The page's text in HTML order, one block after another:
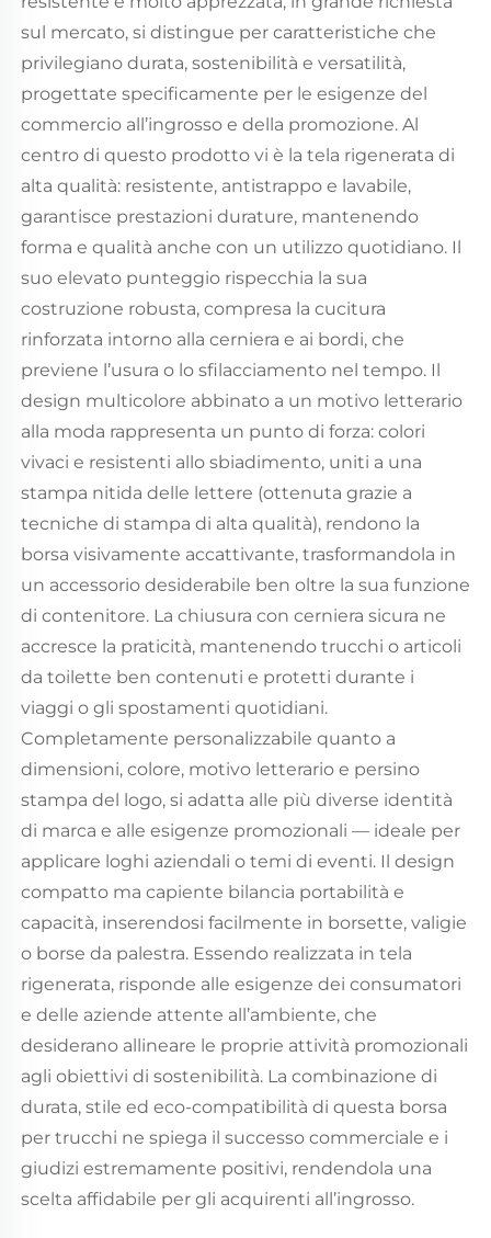
sul mercato, si distingue per caratteristiche che
privilegiano durata, sostenibilità e versatilità,
progettate specificamente per le esigenze del
commercio all’ingrosso e della promozione. Al
centro di questo prodotto vi è la tela rigenerata di
alta qualità: resistente, antistrappo e lavabile,
garantisce prestazioni durature, mantenendo
forma e qualità anche con un utilizzo quotidiano. Il
suo elevato punteggio rispecchia la sua
costruzione robusta, compresa la cucitura
rinforzata intorno alla cerniera e ai bordi, che
previene l’usura o lo sfilacciamento nel tempo. Il
design multicolore abbinato a un motivo letterario
alla moda rappresenta un punto di forza: colori
vivaci e resistenti allo sbiadimento, uniti a una
stampa nitida delle lettere (ottenuta grazie a
tecniche di stampa di alta qualità), rendono la
borsa visivamente accattivante, trasformandola in
un accessorio desiderabile ben oltre la sua funzione
di contenitore. La chiusura con cerniera sicura ne
accresce la praticità, mantenendo trucchi o articoli
da toilette ben contenuti e protetti durante i
viaggi o gli spostamenti quotidiani.
Completamente personalizzabile quanto a
dimensioni, colore, motivo letterario e persino
stampa del logo, si adatta alle più diverse identità
di marca e alle esigenze promozionali — ideale per
applicare loghi aziendali o temi di eventi. Il design
compatto ma capiente bilancia portabilità e
capacità, inserendosi facilmente in borsette, valigie
o borse da palestra. Essendo realizzata in tela
rigenerata, risponde alle esigenze dei consumatori
e delle aziende attente all’ambiente, che
desiderano allineare le proprie attività promozionali
agli obiettivi di sostenibilità. La combinazione di
durata, stile ed eco-compatibilità di questa borsa
per trucchi ne spiega il successo commerciale e i
giudizi estremamente positivi, rendendola una
scelta affidabile per gli acquirenti all’ingrosso.